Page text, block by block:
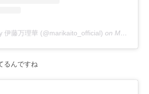
伊藤万理華 (@marikaito_official) onMar 29, 2019 at 4:02am PDT
るんですね